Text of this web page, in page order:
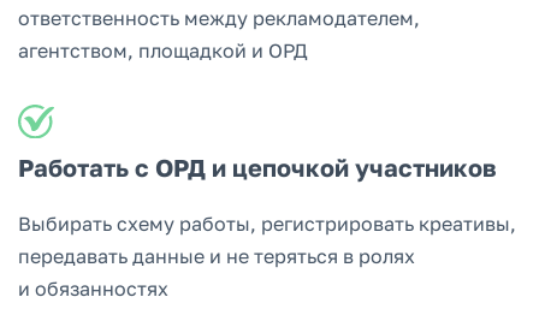
ответственность между рекламодателем,
агентством, площадкой и ОРД
Работать с ОРД и цепочкой участников
Выбирать схему работы, регистрировать креативы,
передавать данные и не теряться в ролях
и обязанностях